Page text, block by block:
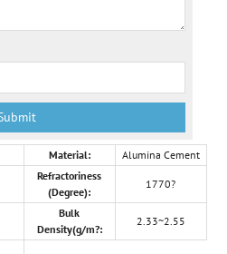
Material:
Alumina Cement
Refractoriness
(Degree):
1770?
Bulk
Density(g/m?:
2.33~2.55